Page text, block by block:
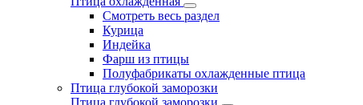
Смотреть весь раздел
Курица
Индейка
Фарш из птицы
Полуфабрикаты охлажденные птица
Птица глубокой заморозки
Птица глубокой заморозки